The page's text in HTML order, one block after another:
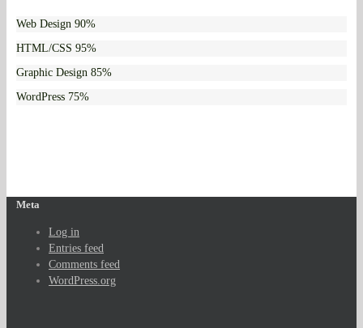
Web Design 90%
HTML/CSS 95%
Graphic Design 85%
WordPress 75%
Meta
Log in
Entries feed
Comments feed
WordPress.org